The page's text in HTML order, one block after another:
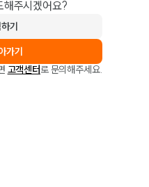
해주시겠어요?
기
가기
고객센터로 문의해주세요.